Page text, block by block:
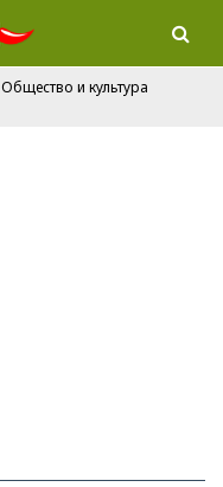
Общество и культура